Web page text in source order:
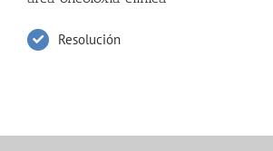
Resolución